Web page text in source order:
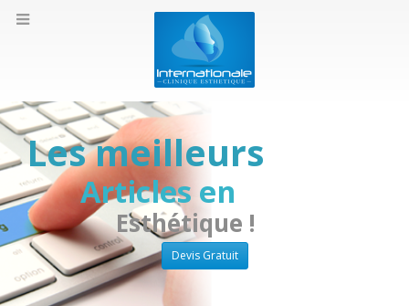
Les meilleurs
Articles en
Esthétique !
Devis Gratuit